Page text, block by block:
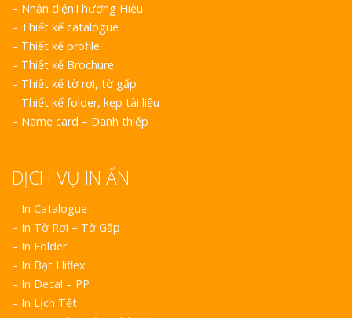
– Nhận diệnThương Hiệu
– Thiết kế catalogue
– Thiết kế profile
– Thiết kế Brochure
– Thiết kế tờ rơi, tờ gấp
– Thiết kế folder, kẹp tài liệu
– Name card – Danh thiếp
DỊCH VỤ IN ẤN
– In Catalogue
– In Tờ Rơi – Tờ Gấp
– In Folder
– In Bạt Hiflex
– In Decal – PP
– In Lịch Tết